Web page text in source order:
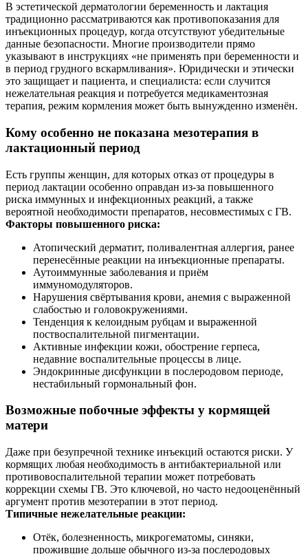
В эстетической дерматологии беременность и лактация
традиционно рассматриваются как противопоказания для
инъекционных процедур, когда отсутствуют убедительные
данные безопасности. Многие производители прямо
указывают в инструкциях «не применять при беременности и
в период грудного вскармливания». Юридически и этически
это защищает и пациента, и специалиста: если случится
нежелательная реакция и потребуется медикаментозная
терапия, режим кормления может быть вынужденно изменён.
Кому особенно не показана мезотерапия в
лактационный период
Есть группы женщин, для которых отказ от процедуры в
период лактации особенно оправдан из-за повышенного
риска иммунных и инфекционных реакций, а также
вероятной необходимости препаратов, несовместимых с ГВ.
Факторы повышенного риска:
Атопический дерматит, поливалентная аллергия, ранее
перенесённые реакции на инъекционные препараты.
Аутоиммунные заболевания и приём
иммуномодуляторов.
Нарушения свёртывания крови, анемия с выраженной
слабостью и головокружениями.
Тенденция к келоидным рубцам и выраженной
поствоспалительной пигментации.
Активные инфекции кожи, обострение герпеса,
недавние воспалительные процессы в лице.
Эндокринные дисфункции в послеродовом периоде,
нестабильный гормональный фон.
Возможные побочные эффекты у кормящей
матери
Даже при безупречной технике инъекций остаются риски. У
кормящих любая необходимость в антибактериальной или
противовоспалительной терапии может потребовать
коррекции схемы ГВ. Это ключевой, но часто недооценённый
аргумент против мезотерапии в этот период.
Типичные нежелательные реакции:
Отёк, болезненность, микрогематомы, синяки,
прожившие дольше обычного из-за послеродовых